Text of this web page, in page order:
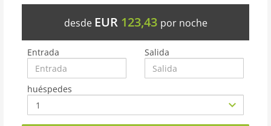
desde EUR 123,43 por noche
Entrada Salida
huéspedes